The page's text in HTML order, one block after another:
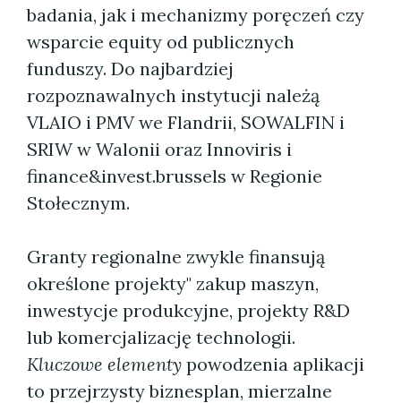
badania, jak i mechanizmy poręczeń czy
wsparcie equity od publicznych
funduszy. Do najbardziej
rozpoznawalnych instytucji należą
VLAIO i PMV we Flandrii, SOWALFIN i
SRIW w Walonii oraz Innoviris i
finance&invest.brussels w Regionie
Stołecznym.
Granty regionalne zwykle finansują
określone projekty" zakup maszyn,
inwestycje produkcyjne, projekty R&D
lub komercjalizację technologii.
Kluczowe elementy powodzenia aplikacji
to przejrzysty biznesplan, mierzalne